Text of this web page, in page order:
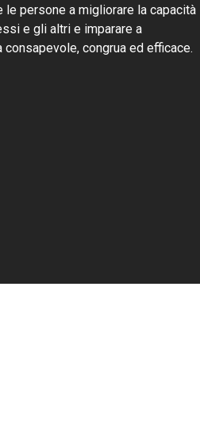
le persone a migliorare la capacità
e gli altri e imparare a
congrua ed efficace.